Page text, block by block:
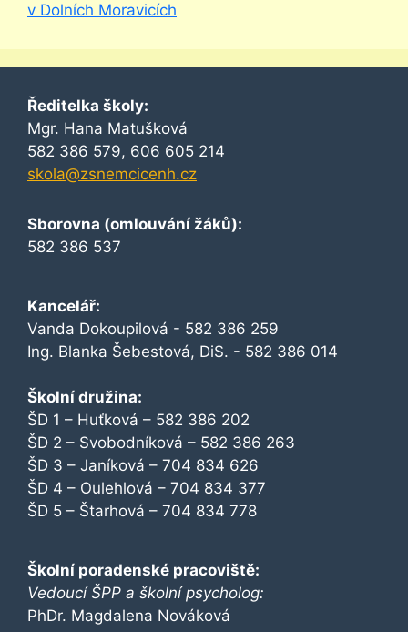
v Dolních Moravicích
Ředitelka školy:
Mgr. Hana Matušková
582 386 579, 606 605 214
skola@zsnemcicenh.cz
Sborovna (omlouvání žáků):
582 386 537
Kancelář:
Vanda Dokoupilová - 582 386 259
Ing. Blanka Šebestová, DiS. - 582 386 014
Školní družina:
ŠD 1 – Huťková – 582 386 202
ŠD 2 – Svobodníková – 582 386 263
ŠD 3 – Janíková – 704 834 626
ŠD 4 – Oulehlová – 704 834 377
ŠD 5 – Štarhová – 704 834 778
Školní poradenské pracoviště:
Vedoucí ŠPP a školní psycholog:
PhDr. Magdalena Nováková